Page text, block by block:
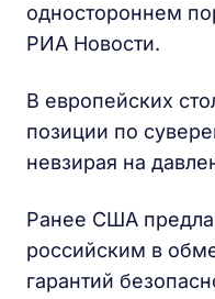
одностороннем
РИА Новости.
В европейских
позиции по
невзирая на
Ранее США
российским в
гарантий